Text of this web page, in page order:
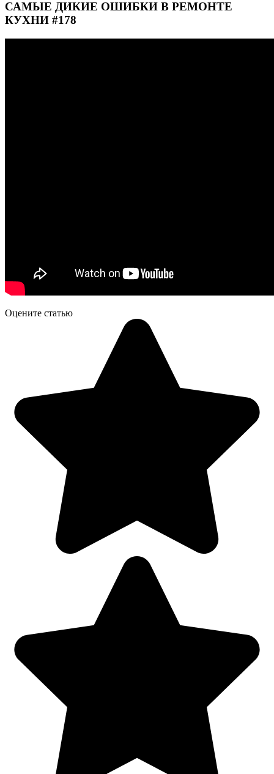
САМЫЕ ДИКИЕ ОШИБКИ В РЕМОНТЕ
КУХНИ #178
Оцените статью